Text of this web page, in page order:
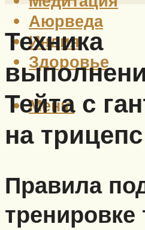
Аюрведа
Индия
Здоровье
Меню
Техника
Тейта с
на трицепс
Правила
тренировке